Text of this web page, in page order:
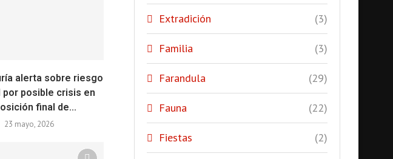
alerta sobre riesgo
por posible crisis en
final de...
23 mayo, 2026
Extradición (3)
Familia (3)
Farandula (29)
Fauna (22)
Fiestas (2)